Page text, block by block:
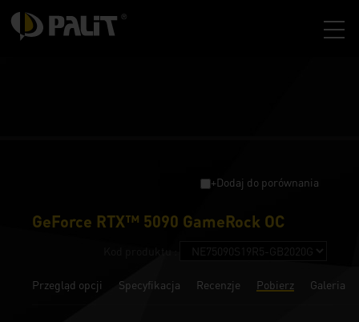
+Dodaj do porównania
GeForce RTX™ 5090 GameRock OC
Przegląd opcji Specyfikacja Recenzje Pobierz Galeria